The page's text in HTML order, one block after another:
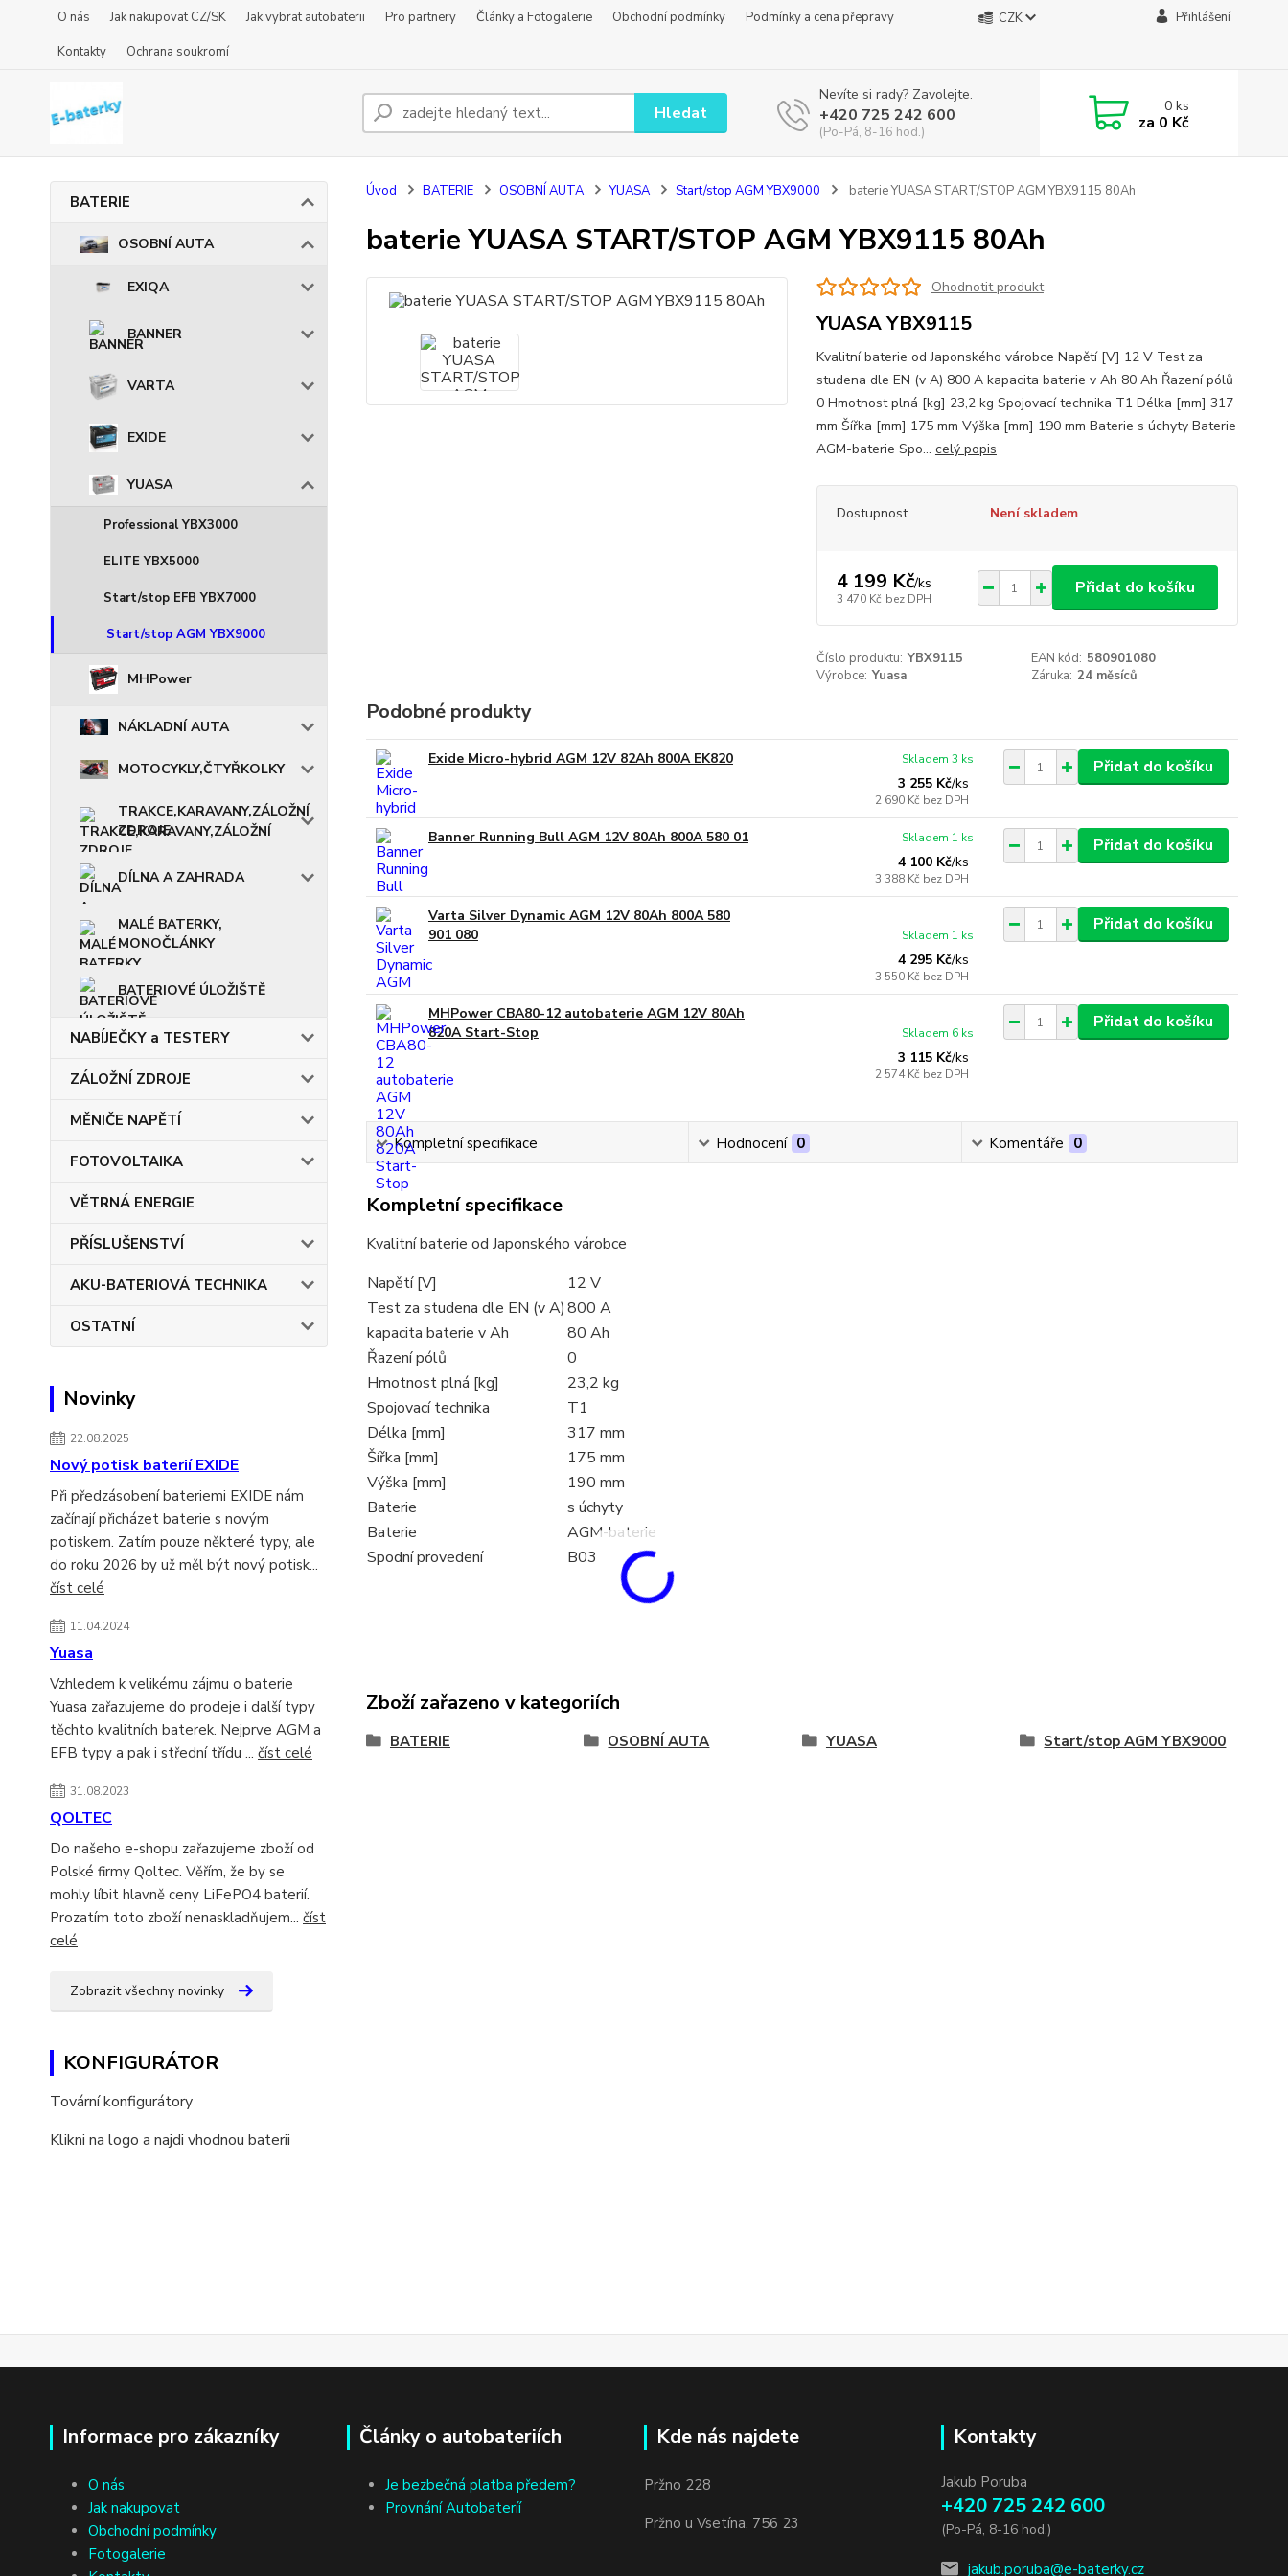
O nás Jak nakupovat CZ/SK Jak vybrat autobaterii Pro partnery Články a Fotogalerie Obchodní podmínky
Podmínky a cena přepravy
Kontakty
Ochrana soukromí
CZK Přihlášení
Hledat
Nevíte si rady? Zavolejte.
+420 725 242 600
(Po-Pá, 8-16 hod.)
0ks
za 0 Kč
BATERIE
OSOBNÍ AUTA
EXIQA
BANNER
VARTA
EXIDE
YUASA
Professional YBX3000
ELITE YBX5000
Start/stop EFB YBX7000
Start/stop AGM YBX9000
MHPower
NÁKLADNÍ AUTA
MOTOCYKLY,ČTYŘKOLKY
TRAKCE,KARAVANY,ZÁLOŽNÍ
ZDROJE
DÍLNA A ZAHRADA
MALÉ BATERKY,
MONOČLÁNKY
BATERIOVÉ ÚLOŽIŠTĚ
NABÍJEČKY a TESTERY
ZÁLOŽNÍ ZDROJE
MĚNIČE NAPĚTÍ
FOTOVOLTAIKA
VĚTRNÁ ENERGIE
PŘÍSLUŠENSTVÍ
AKU-BATERIOVÁ TECHNIKA
OSTATNÍ
Novinky
22.08.2025
Nový potisk baterií EXIDE
Při předzásobení bateriemi EXIDE nám
začínají přicházet baterie s novým
potiskem. Zatím pouze některé typy, ale
do roku 2026 by už měl být nový potisk...
číst celé
11.04.2024
Yuasa
Vzhledem k velikému zájmu o baterie
Yuasa zařazujeme do prodeje i další typy
těchto kvalitních baterek. Nejprve AGM a
EFB typy a pak i střední třídu ... číst celé
31.08.2023
QOLTEC
Do našeho e-shopu zařazujeme zboží od
Polské firmy Qoltec. Věřím, že by se
mohly líbit hlavně ceny LiFePO4 baterií.
Prozatím toto zboží nenaskladňujem... číst
celé
Zobrazit všechny novinky
KONFIGURÁTOR
Tovární konfigurátory
Klikni na logo a najdi vhodnou baterii
Úvod BATERIE OSOBNÍ AUTA YUASA Start/stop AGM YBX9000 baterie YUASA START/STOP AGM YBX9115 80Ah
baterie YUASA START/STOP AGM YBX9115 80Ah
Ohodnotit produkt
YUASA YBX9115
Kvalitní baterie od Japonského várobce Napětí [V] 12 V Test za
studena dle EN (v A) 800 A kapacita baterie v Ah 80 Ah Řazení pólů
0 Hmotnost plná [kg] 23,2 kg Spojovací technika T1 Délka [mm] 317
mm Šířka [mm] 175 mm Výška [mm] 190 mm Baterie s úchyty Baterie
AGM-baterie Spo... celý popis
Dostupnost Není skladem
4 199 Kč/ks
3 470 Kč bez DPH
Přidat do košíku
Číslo produktu: YBX9115 EAN kód: 580901080
Výrobce: Yuasa Záruka: 24 měsíců
Podobné produkty
Exide Micro-hybrid AGM 12V 82Ah 800A EK820
3 255 Kč/ks
2 690 Kč bez DPH
Skladem 3 ks Přidat do košíku
Banner Running Bull AGM 12V 80Ah 800A 580 01
4 100 Kč/ks
3 388 Kč bez DPH
Skladem 1 ks Přidat do košíku
Varta Silver Dynamic AGM 12V 80Ah 800A 580
901 080
4 295 Kč/ks
3 550 Kč bez DPH
Skladem 1 ks
Přidat do košíku
MHPower CBA80-12 autobaterie AGM 12V 80Ah
820A Start-Stop
3 115 Kč/ks
2 574 Kč bez DPH
Skladem 6 ks
Přidat do košíku
Kompletní specifikace Hodnocení 0 Komentáře 0
Kompletní specifikace
Kvalitní baterie od Japonského várobce
Napětí [V]
12 V
Test za studena dle EN (v A)800 A
kapacita baterie v Ah
80 Ah
Řazení pólů
0
Hmotnost plná [kg]
23,2 kg
Spojovací technika
T1
Délka [mm]
317 mm
Šířka [mm]
175 mm
Výška [mm]
190 mm
Baterie
s úchyty
Baterie
AGM-baterie
Spodní provedení
B03
Zboží zařazeno v kategoriích
BATERIE OSOBNÍ AUTA YUASA Start/stop AGM YBX9000
Informace pro zákazníky
O nás
Jak nakupovat
Obchodní podmínky
Fotogalerie
Články o autobateriích
Je bezbečná platba předem?
Provnání Autobateríí
Kde nás najdete
Pržno 228
Pržno u Vsetína, 756 23
Kontakty
Jakub Poruba
+420 725 242 600
(Po-Pá, 8-16 hod.)
jakub.poruba@e-baterky.cz